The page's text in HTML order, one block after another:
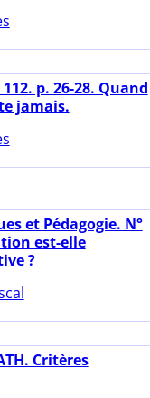
p. 26-28. Quand
jamais.
et Pédagogie. N°
est-elle
?
Critères